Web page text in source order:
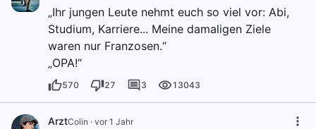
„Ihr jungen Leute nehmt euch so viel vor: Abi,
Studium, Karriere... Meine damaligen Ziele
waren nur Franzosen.“
„OPA!“
570 27 3 13043
ArztColin · vor 1 Jahr